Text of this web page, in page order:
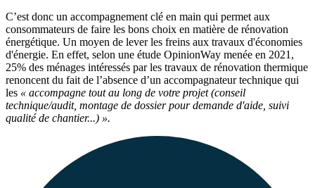
C’est donc un accompagnement clé en main qui permet aux
consommateurs de faire les bons choix en matière de rénovation
énergétique. Un moyen de lever les freins aux travaux d'économies
d'énergie. En effet, selon une étude OpinionWay menée en 2021,
25% des ménages intéressés par les travaux de rénovation thermique
renoncent du fait de l’absence d’un accompagnateur technique qui
les « accompagne tout au long de votre projet (conseil
technique/audit, montage de dossier pour demande d'aide, suivi
qualité de chantier...) ».